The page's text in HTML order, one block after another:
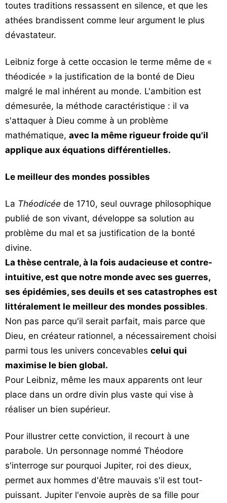
toutes traditions ressassent en silence, et que les
athées brandissent comme leur argument le plus
dévastateur.
Leibniz forge à cette occasion le terme même de «
théodicée » la justification de la bonté de Dieu
malgré le mal inhérent au monde. L'ambition est
démesurée, la méthode caractéristique : il va
s'attaquer à Dieu comme à un problème
mathématique, avec la même rigueur froide qu'il
applique aux équations différentielles.
Le meilleur des mondes possibles
La Théodicée de 1710, seul ouvrage philosophique
publié de son vivant, développe sa solution au
problème du mal et sa justification de la bonté
divine.
La thèse centrale, à la fois audacieuse et contre-
intuitive, est que notre monde avec ses guerres,
ses épidémies, ses deuils et ses catastrophes est
littéralement le meilleur des mondes possibles.
Non pas parce qu'il serait parfait, mais parce que
Dieu, en créateur rationnel, a nécessairement choisi
parmi tous les univers concevables celui qui
maximise le bien global.
Pour Leibniz, même les maux apparents ont leur
place dans un ordre divin plus vaste qui vise à
réaliser un bien supérieur.
Pour illustrer cette conviction, il recourt à une
parabole. Un personnage nommé Théodore
s'interroge sur pourquoi Jupiter, roi des dieux,
permet aux hommes d'être mauvais s'il est tout-
puissant. Jupiter l'envoie auprès de sa fille pour